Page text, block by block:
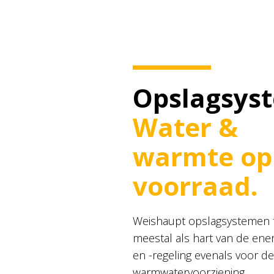
Water &
warmte op
voorraad.
Weishaupt
meestal als hart van de
en -regeling evenals voor de